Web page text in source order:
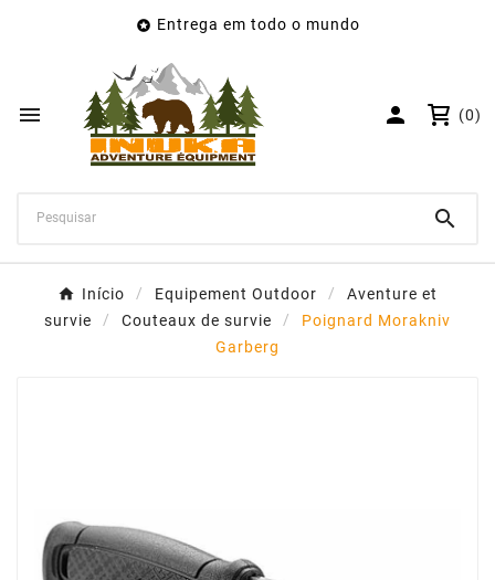
 Entrega em todo o mundo
  (0)

Início Equipement Outdoor
Aventure et
survie
Couteaux de survie
Poignard Morakniv
Garberg
Wishlist name